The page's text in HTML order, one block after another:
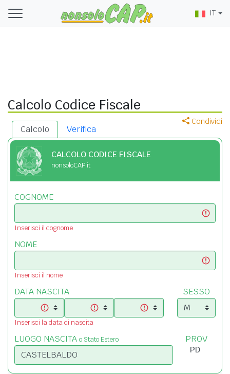
IT
Calcolo Codice Fiscale
Condividi
Calcolo Verifica
CALCOLO CODICE FISCALE
nonsoloCAP.it
COGNOME
Inserisci il cognome
NOME
Inserisci il nome
DATA NASCITA
Inserisci la data di nascita
SESSO
LUOGO NASCITA o Stato Estero PROV